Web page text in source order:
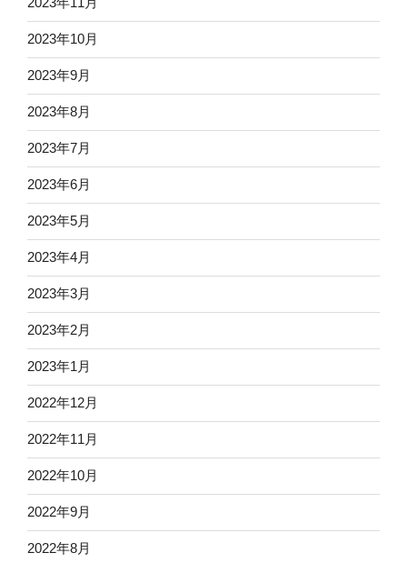
2023年10月
2023年9月
2023年8月
2023年7月
2023年6月
2023年5月
2023年4月
2023年3月
2023年2月
2023年1月
2022年12月
2022年11月
2022年10月
2022年9月
2022年8月